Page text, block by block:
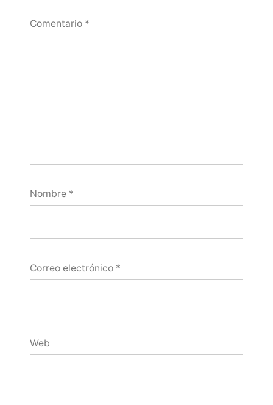
Comentario *
Nombre *
Correo electrónico *
Web